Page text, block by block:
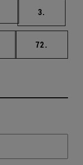
3.
Tarteko orrialdeak
72.